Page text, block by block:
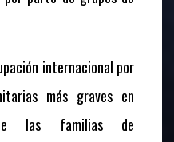
internacional por
más graves en
las familias de